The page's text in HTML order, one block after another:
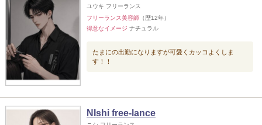
ユウキ フリーランス
フリーランス美容師 （歴12年）
得意なイメージ ナチュラル
たまにの出勤になりますが可愛くカッコよくしま
す！！
NIshi free-lance